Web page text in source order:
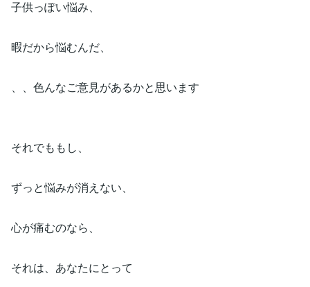
子供っぽい悩み、
暇だから悩むんだ、
、、色んなご意見があるかと思います
それでももし、
ずっと悩みが消えない、
心が痛むのなら、
それは、あなたにとって